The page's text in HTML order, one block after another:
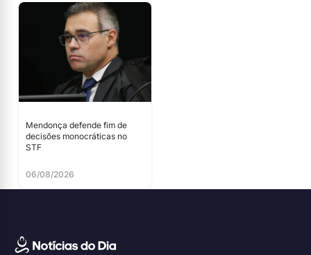
Mendonça defende fim de
decisões monocráticas no
STF
06/08/2026